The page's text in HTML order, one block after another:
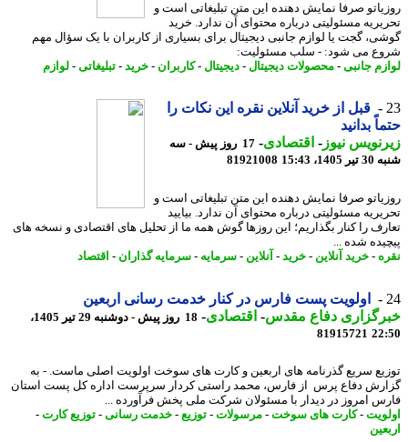
صرفا نمایش دهنده این متن تبلیغاتی است و
مسئولیتی درباره محتوای آن ندارد. خرید
گجت یا لوازم جانبی دیجیتال برای بسیاری از کاربران با یک سؤال مهم
می شود: - سلب مسئولیت:
جانبی-محصولات دیجیتال-دیجیتال-کاربران - خرید- تبلیغاتی-لوازم
قبل از خرید آنلاین نقره این نکات را
بدانید
نیوز-اقتصادی-
17 روز پیش - سه
15:43
81921008
صرفا نمایش دهنده این متن تبلیغاتی است و
مسئولیتی درباره محتوای آن ندارد. بیایید
را کنار بگذاریم؛ این روزها گوش همه ما از تحلیل های اقتصادی و نسخه های
شده ...
-خرید آنلاین-خرید- آنلاین-سرمایه -سرمایه گذاران - اقتصاد
اولویت پست فارس در کنار خدمت رسانی اربعین
دفاع مقدس-اقتصادی-
18 روز پیش - دوشنبه 29 تیر 1405،
81915721
سریع گذرنامه های اربعین و کارت های سوخت اولویت اصلی ماست. - به
دفاع پرس از فارس، محمد راستی کردار سرپرست اداره کل پست استان
امروز در دیدار با مسئولان شرکت ملی پخش فرآورده ...
-کارت های سوخت-مرسولات-توزیع- خدمت رسانی-توزیع کارت-